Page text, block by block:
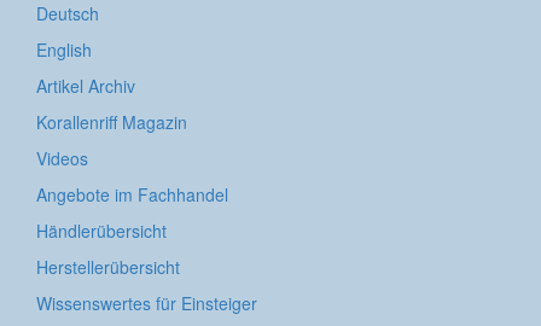
Deutsch
English
Artikel Archiv
Korallenriff Magazin
Videos
Angebote im Fachhandel
Händlerübersicht
Herstellerübersicht
Wissenswertes für Einsteiger